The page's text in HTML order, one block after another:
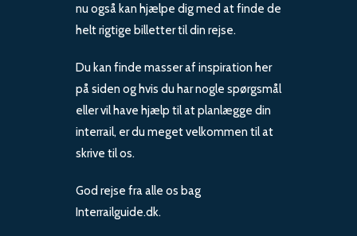
nu også kan hjælpe dig med at finde de
helt rigtige billetter til din rejse.
Du kan finde masser af inspiration her
på siden og hvis du har nogle spørgsmål
eller vil have hjælp til at planlægge din
interrail, er du meget velkommen til at
skrive til os.
God rejse fra alle os bag
Interrailguide.dk.